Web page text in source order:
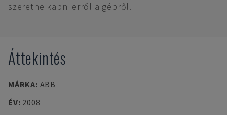
szeretne kapni erről a gépről.
Áttekintés
MÁRKA: ABB
ÉV: 2008